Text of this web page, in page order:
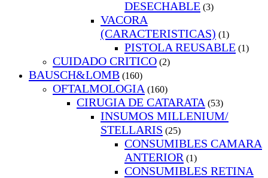
DESECHABLE (3)
VACORA
(CARACTERISTICAS) (1)
PISTOLA REUSABLE (1)
CUIDADO CRITICO (2)
BAUSCH&LOMB (160)
OFTALMOLOGIA (160)
CIRUGIA DE CATARATA (53)
INSUMOS MILLENIUM/
STELLARIS (25)
CONSUMIBLES CAMARA
ANTERIOR (1)
CONSUMIBLES RETINA